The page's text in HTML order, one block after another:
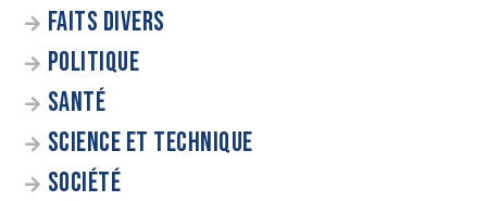
FAITS DIVERS
POLITIQUE
SANTÉ
SCIENCE ET TECHNIQUE
SOCIÉTÉ